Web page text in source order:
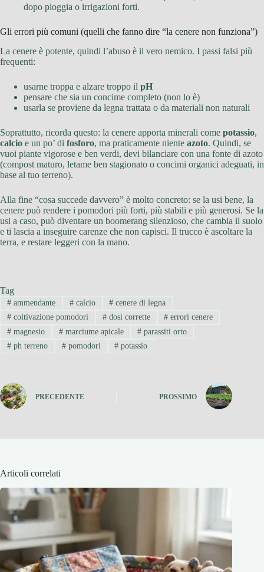
dopo pioggia o irrigazioni forti.
Gli errori più comuni (quelli che fanno dire “la cenere non funziona”)
La cenere è potente, quindi l’abuso è il vero nemico. I passi falsi più
frequenti:
usarne troppa e alzare troppo il pH
pensare che sia un concime completo (non lo è)
usarla se proviene da legna trattata o da materiali non naturali
Soprattutto, ricorda questo: la cenere apporta minerali come potassio,
calcio e un po’ di fosforo, ma praticamente niente azoto. Quindi, se
vuoi piante vigorose e ben verdi, devi bilanciare con una fonte di azoto
(compost maturo, letame ben stagionato o concimi organici adeguati, in
base al tuo terreno).
Alla fine “cosa succede davvero” è molto concreto: se la usi bene, la
cenere può rendere i pomodori più forti, più stabili e più generosi. Se la
usi a caso, può diventare un boomerang silenzioso, che cambia il suolo
e ti lascia a inseguire carenze che non capisci. Il trucco è ascoltare la
terra, e restare leggeri con la mano.
Tag
#ammendante #calcio # cenere di legna
#coltivazione pomodori #dosi corrette # errori cenere
#magnesio #marciume apicale # parassiti orto
#ph terreno #pomodori # potassio
PRECEDENTE PROSSIMO
Articoli correlati